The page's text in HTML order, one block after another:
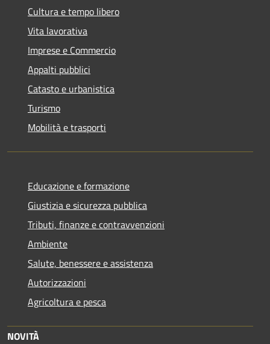
Cultura e tempo libero
Vita lavorativa
Imprese e Commercio
Appalti pubblici
Catasto e urbanistica
Turismo
Mobilità e trasporti
Educazione e formazione
Giustizia e sicurezza pubblica
Tributi, finanze e contravvenzioni
Ambiente
Salute, benessere e assistenza
Autorizzazioni
Agricoltura e pesca
NOVITÀ